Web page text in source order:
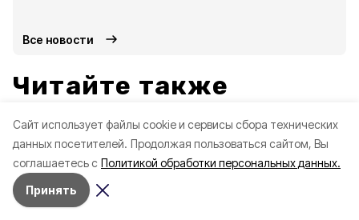
Cайт использует файлы cookie и сервисы сбора технических
данных посетителей. Продолжая пользоваться сайтом, Вы
соглашаетесь с Политикой обработки персональных данных.
Принять
Все новости
Читайте также